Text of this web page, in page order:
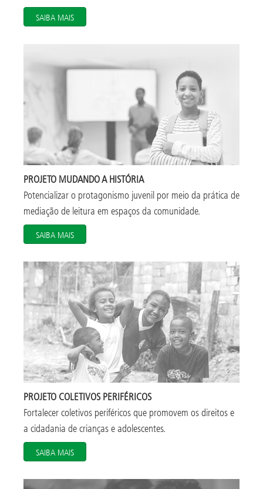
SAIBA MAIS
PROJETO MUDANDO A HISTÓRIA
Potencializar o protagonismo juvenil por meio da prática de
mediação de leitura em espaços da comunidade.
SAIBA MAIS
PROJETO COLETIVOS PERIFÉRICOS
Fortalecer coletivos periféricos que promovem os direitos e
a cidadania de crianças e adolescentes.
SAIBA MAIS